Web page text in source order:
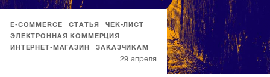
E-COMMERCE СТАТЬЯ
ЧЕК-ЛИСТ
ЭЛЕКТРОННАЯ КОММЕРЦИЯ
ИНТЕРНЕТ-МАГАЗИН
ЗАКАЗЧИКАМ
29 апреля